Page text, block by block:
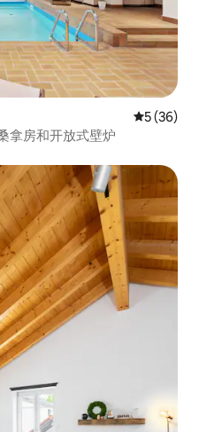
平均评分
5 (36)
拿房和开放式壁炉